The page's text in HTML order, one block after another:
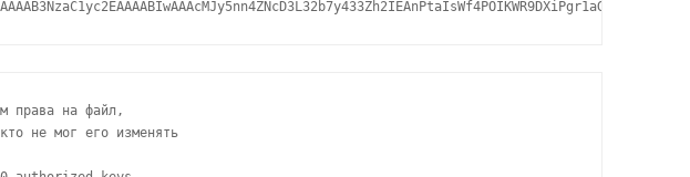
права на файл,
не мог его изменять